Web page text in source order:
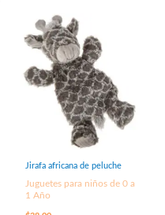
Jirafa africana de peluche
Juguetes para niños de 0 a
1 Año